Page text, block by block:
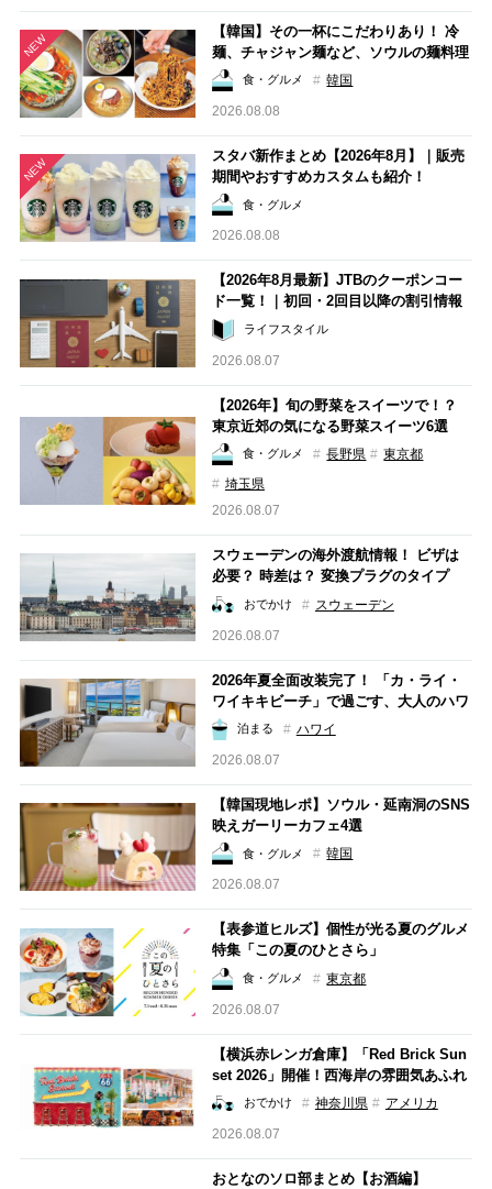
NEW
【韓国】その一杯にこだわりあり！ 冷
麺、チャジャン麺など、ソウルの麺料理
店8選食・グルメ
韓国
2026.08.08
NEW
スタバ新作まとめ【2026年8月】｜販売
期間やおすすめカスタムも紹介！
食・グルメ
2026.08.08
【2026年8月最新】JTBのクーポンコー
ド一覧！｜初回・2回目以降の割引情報
＆使い方をまとめて紹介
ライフスタイル
2026.08.07
【2026年】旬の野菜をスイーツで！？
東京近郊の気になる野菜スイーツ6選
食・グルメ 長野県
東京都
埼玉県
2026.08.07
スウェーデンの海外渡航情報！ ビザは
必要？ 時差は？ 変換プラグのタイプ
は？スウェーデン旅行の際に知っておき
たいことまとめ（2026年8月7日更新）
おでかけ
スウェーデン
2026.08.07
2026年夏全面改装完了！ 「カ・ライ・
ワイキキビーチ」で過ごす、大人のハワ
イ
泊まる
ハワイ
2026.08.07
【韓国現地レポ】ソウル・延南洞のSNS
映えガーリーカフェ4選
食・グルメ
韓国
2026.08.07
【表参道ヒルズ】個性が光る夏のグルメ
特集「この夏のひとさら」
食・グルメ
東京都
2026.08.07
【横浜赤レンガ倉庫】「Red Brick Sun
set 2026」開催！西海岸の雰囲気あふれ
るフード＆イベントが盛りだくさん。初
おでかけ 神奈川県
アメリカ
2026.08.07
おとなのソロ部まとめ【お酒編】